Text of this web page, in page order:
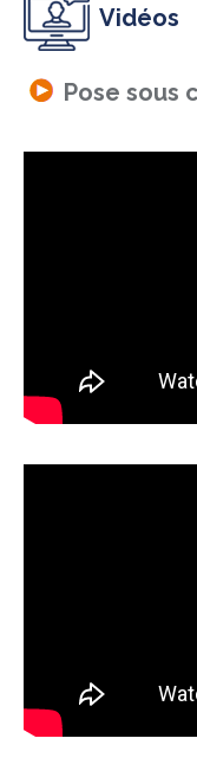
Vidéos
Pose sous